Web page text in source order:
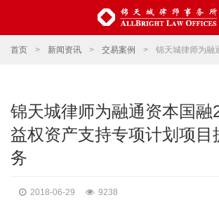
首页 > 新闻资讯 > 交易案例 > 锦天城律师为融通资本国融2号信
锦天城律师为融通资本国融
益权资产支持专项计划项目
务
2018-06-29 9238